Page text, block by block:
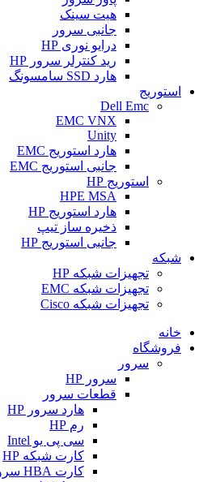
هیت سینک
جانبی سرور
درایو نوری HP
رید کنترلر سرور HP
هارد SSD سامسونگ
استوریج
Dell Emc
EMC VNX
Unity
هارد استوریج EMC
جانبی استوریج EMC
استوریج HP
HPE MSA
هارد استوریج HP
ذخیره ساز تیپ
جانبی استوریج HP
شبکه
تجهیزات شبکه HP
تجهیزات شبکه EMC
تجهیزات شبکه Cisco
خانه
فروشگاه
سرور
سرور HP
قطعات سرور
هارد سرور HP
رم HP
سی پی یو Intel
کارت شبکه HP
کارت HBA سرور HP